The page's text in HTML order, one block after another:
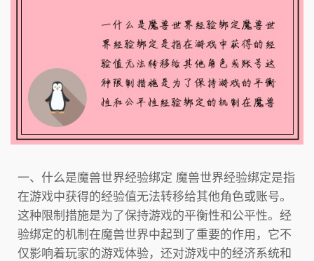
一、什么是魔兽世界经验绑定 魔兽世界经验绑定是指
在游戏中获得的经验值无法转移给其他角色或账号。
这种限制措施是为了保持游戏的平衡性和公平性。经
验绑定的机制在魔兽世界中起到了重要的作用，它不
仅影响着玩家的游戏体验，还对游戏中的经济系统和